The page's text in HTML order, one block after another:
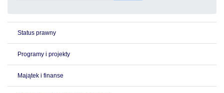
Status prawny
Programy i projekty
Majątek i finanse